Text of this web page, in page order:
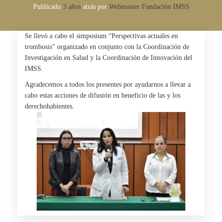
Publicado 3 añosatrás por Webmaster Fundación IMSS
Se llevó a cabo el simposium “Perspectivas actuales en
trombosis” organizado en conjunto con la Coordinación de
Investigación en Salud y la Coordinación de Innovación del
IMSS.
Agradecemos a todos los presentes por ayudarnos a llevar a
cabo estas acciones de difusión en beneficio de las y los
derechohabientes.